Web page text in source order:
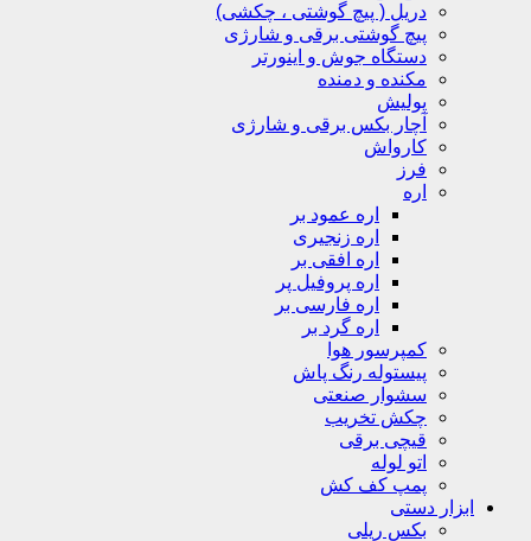
دریل ( پیچ گوشتی ، چکشی)
پیچ گوشتی برقی و شارژی
دستگاه جوش و اینورتر
مکنده و دمنده
پولیش
آچار بکس برقی و شارژی
کارواش
فرز
اره
اره عمود بر
اره زنجیری
اره افقی بر
اره پروفیل پر
اره فارسی بر
اره گرد بر
کمپرسور هوا
پیستوله رنگ پاش
سشوار صنعتی
چکش تخریب
قیچی برقی
اتو لوله
پمپ کف کش
ابزار دستی
بکس ریلی